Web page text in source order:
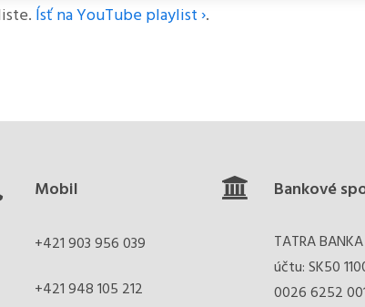
Ísť na YouTube playlist ›.
Mobil
+421 903 956 039
+421 948 105 212
Bankové
TATRA
účtu: SK50
0026 6252